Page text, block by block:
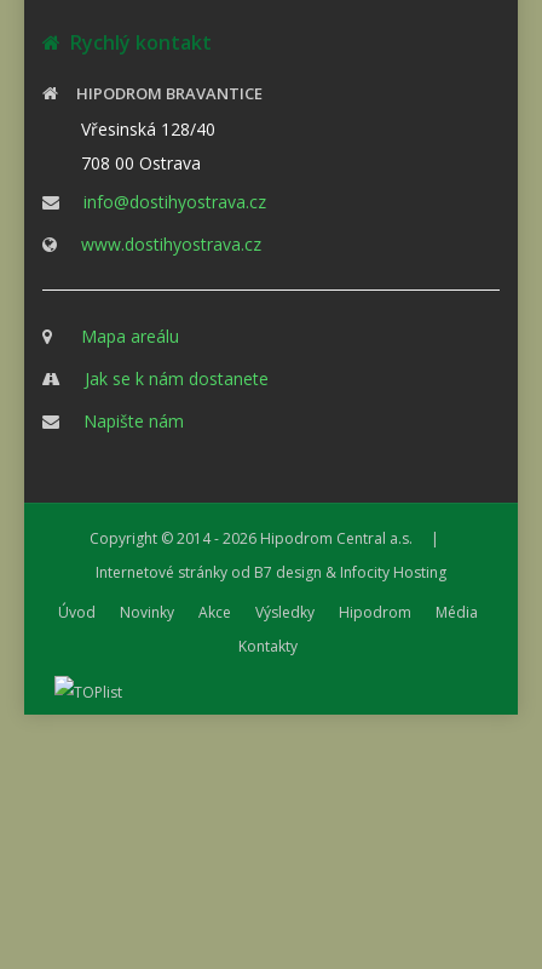
Rychlý kontakt
HIPODROM BRAVANTICE
Vřesinská 128/40
708 00 Ostrava
info@dostihyostrava.cz
www.dostihyostrava.cz
Mapa areálu
Jak se k nám dostanete
Napište nám
Copyright © 2014 - 2026 Hipodrom Central a.s. |
Internetové stránky od B7 design & Infocity Hosting
Úvod
Novinky Akce Výsledky Hipodrom
Média
Kontakty